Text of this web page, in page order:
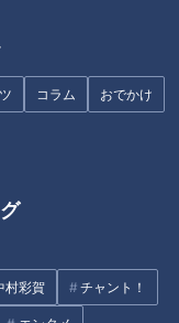
コラム おでかけ
村彩賀 チャント！
ブ⑮